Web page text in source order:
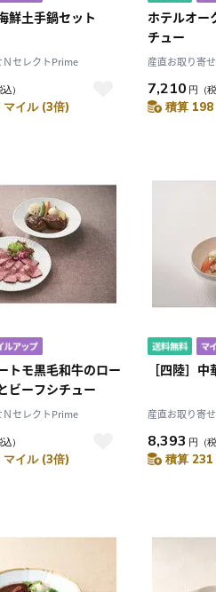
鮮土手鍋セット
セレクトPrime
）
イル (3倍)
ホテルオー
チュー
産直お取り寄
7,210 円 （
積算 198
トモ黒毛和牛のロー
ビーフシチュー
セレクトPrime
）
イル (3倍)
［四陸］
産直お取り寄
8,393 円 （
積算 231